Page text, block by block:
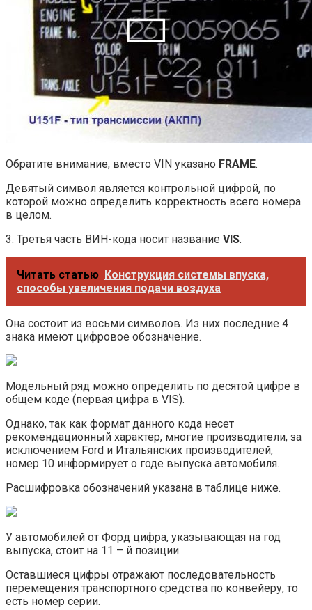
Обратите внимание, вместо VIN указано FRAME.
Девятый символ является контрольной цифрой, по
которой можно определить корректность всего номера
в целом.
3. Третья часть ВИН-кода носит название VIS.
Читать статью Конструкция системы впуска,
способы увеличения подачи воздуха
Она состоит из восьми символов. Из них последние 4
знака имеют цифровое обозначение.
Модельный ряд можно определить по десятой цифре в
общем коде (первая цифра в VIS).
Однако, так как формат данного кода несет
рекомендационный характер, многие производители, за
исключением Ford и Итальянских производителей,
номер 10 информирует о годе выпуска автомобиля.
Расшифровка обозначений указана в таблице ниже.
У автомобилей от Форд цифра, указывающая на год
выпуска, стоит на 11 – й позиции.
Оставшиеся цифры отражают последовательность
перемещения транспортного средства по конвейеру, то
есть номер серии.